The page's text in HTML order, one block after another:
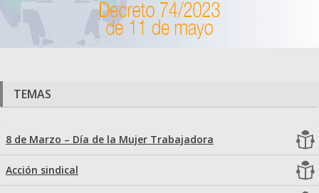
TEMAS
8 de Marzo – Día de la Mujer Trabajadora
Acción sindical